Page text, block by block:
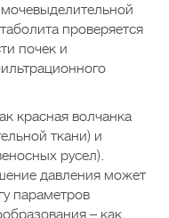
проверяется
почек и
красная волчанка
ткани) и
русел).
давления может
параметров
– как